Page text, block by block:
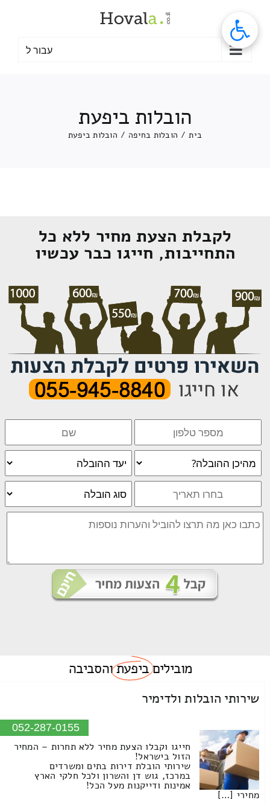
עבור ל
הובלות ביפעת
בית / הובלות בחיפה / הובלות ביפעת
לקבלת הצעת מחיר ללא כל
התחייבות, חייגו כבר עכשיו
מוביליםביפעתוהסביבה
שירותי הובלות ולדימיר
052-287-0155
חייגו וקבלו הצעת מחיר ללא תחרות – המחיר
הזול בישראל!
שירותי הובלת דירות בתים ומשרדים
במרכז, גוש דן והשרון ולכל חלקי הארץ
אמינות ודייקנות מעל הכל!
מחירי […]